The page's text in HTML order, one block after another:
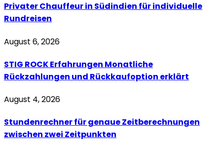
Privater Chauffeur in Südindien für individuelle
Rundreisen
August 6, 2026
STIG ROCK Erfahrungen Monatliche
Rückzahlungen und Rückkaufoption erklärt
August 4, 2026
Stundenrechner für genaue Zeitberechnungen
zwischen zwei Zeitpunkten